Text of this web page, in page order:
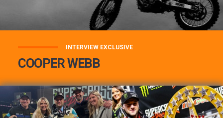
INTERVIEW EXCLUSIVE
COOPER WEBB